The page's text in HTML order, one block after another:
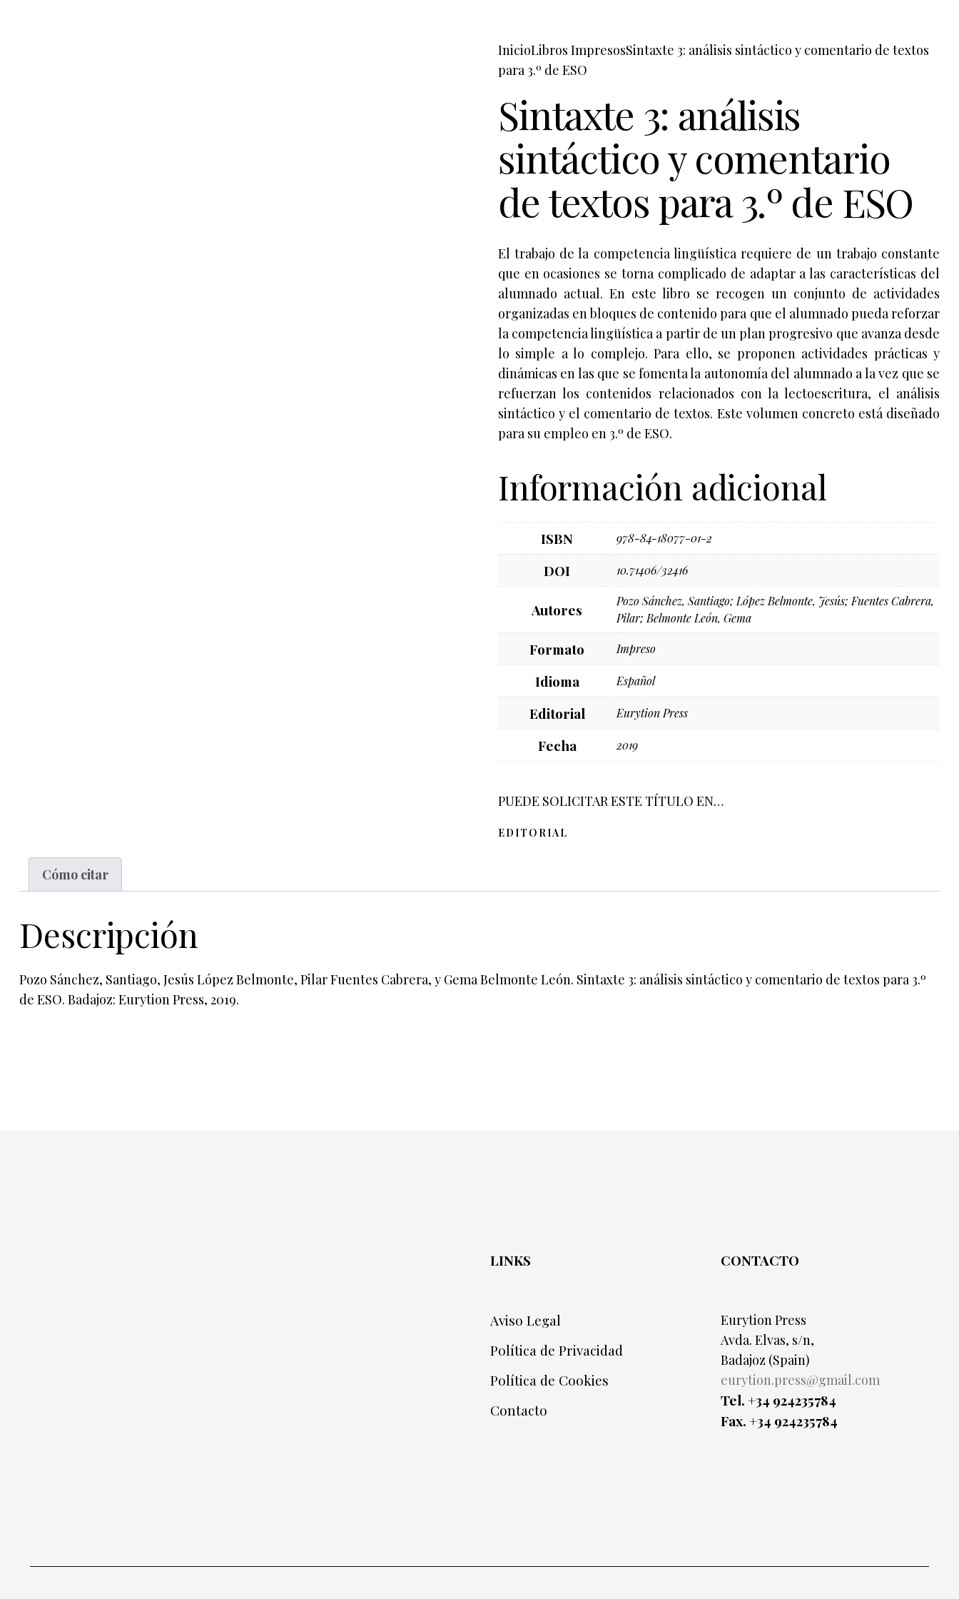
InicioLibros ImpresosSintaxte 3: análisis sintáctico y comentario de textos
para 3.º de ESO
Sintaxte 3: análisis
sintáctico y comentario
de textos para 3.º de ESO
El trabajo de la competencia lingüística requiere de un trabajo constante
que en ocasiones se torna complicado de adaptar a las características del
alumnado actual. En este libro se recogen un conjunto de actividades
organizadas en bloques de contenido para que el alumnado pueda reforzar
la competencia lingüística a partir de un plan progresivo que avanza desde
lo simple a lo complejo. Para ello, se proponen actividades prácticas y
dinámicas en las que se fomenta la autonomía del alumnado a la vez que se
refuerzan los contenidos relacionados con la lectoescritura, el análisis
sintáctico y el comentario de textos. Este volumen concreto está diseñado
para su empleo en 3.º de ESO.
Información adicional
ISBN 978-84-18077-01-2
DOI 10.71406/32416
Autores
Pozo Sánchez, Santiago; López Belmonte, Jesús; Fuentes Cabrera,
Pilar; Belmonte León, Gema
Formato Impreso
Idioma Español
Editorial Eurytion Press
Fecha 2019
PUEDE SOLICITAR ESTE TÍTULO EN…
EDITORIAL
Cómo citar
Descripción
Pozo Sánchez, Santiago, Jesús López Belmonte, Pilar Fuentes Cabrera, y Gema Belmonte León. Sintaxte 3: análisis sintáctico y comentario de textos para 3.º
de ESO. Badajoz: Eurytion Press, 2019.
LINKS
Aviso Legal
Política de Privacidad
Política de Cookies
Contacto
CONTACTO
Eurytion Press
Avda. Elvas, s/n,
Badajoz (Spain)
eurytion.press@gmail.com
Tel. +34 924235784
Fax. +34 924235784